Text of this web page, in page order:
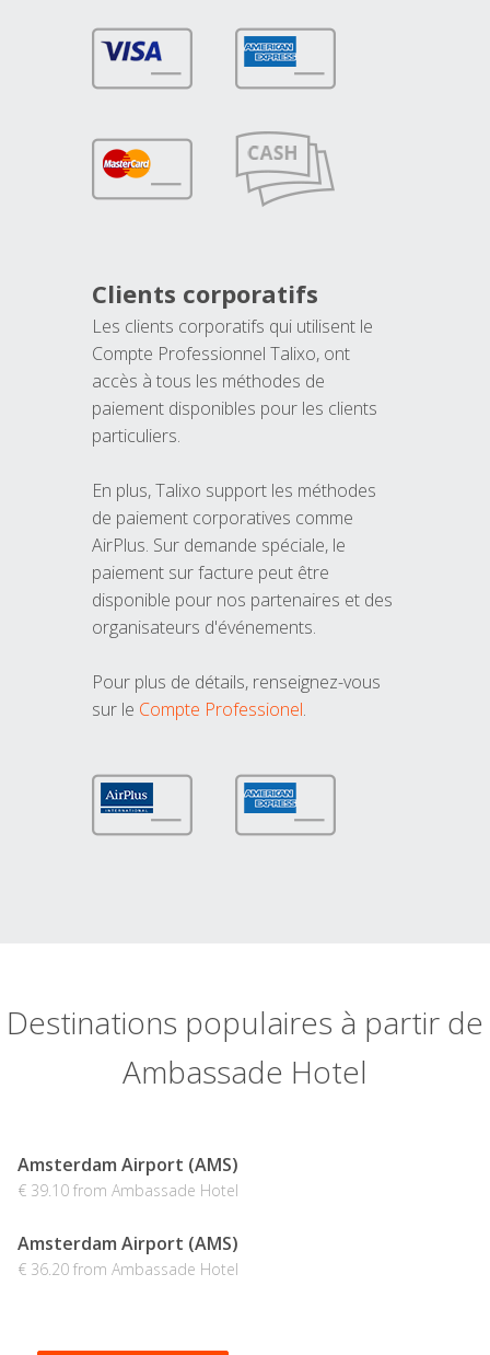
Clients corporatifs
Les clients corporatifs qui utilisent le
Compte Professionnel Talixo, ont
accès à tous les méthodes de
paiement disponibles pour les clients
particuliers.
En plus, Talixo support les méthodes
de paiement corporatives comme
AirPlus. Sur demande spéciale, le
paiement sur facture peut être
disponible pour nos partenaires et des
organisateurs d'événements.
Pour plus de détails, renseignez-vous
sur le Compte Professionel.
Destinations populaires à partir de
Ambassade Hotel
Amsterdam Airport (AMS)
€ 39.10 from Ambassade Hotel
Amsterdam Airport (AMS)
€ 36.20 from Ambassade Hotel